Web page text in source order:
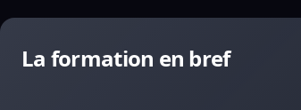
La formation en bref